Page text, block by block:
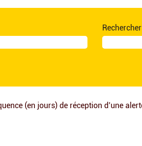
(en jours) de réception d’une